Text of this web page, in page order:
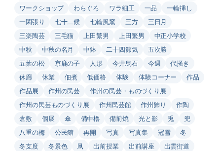
ワークショップ
わらぐろ ワラ細工 一品
一輪挿し
一閑張り
七十二候 七輪風窯 三方
三日月
三楽陶芸
三毛猫 上田繁男 上田繁男
中正小学校
中秋
中秋の名月 中鉢 二十四節気
五次勝
五葉の松
京鹿の子 人形 今井烏石 今週
代掻き
休廊
休業 佃煮 低価格 体験 体験コーナー
作品
作品展
作州の民芸
作州の民芸・ものづくり展
作州の民芸ものづくり展
作州民芸館 作州飾り
作陶
倉敷
個展 傘 備中櫓 備前焼 光と影 兎
兜
八重の梅
公民館 再開 写真 写真集 冠雪
冬
冬支度
冬景色 凧 出前授業 出前講座
出雲街道